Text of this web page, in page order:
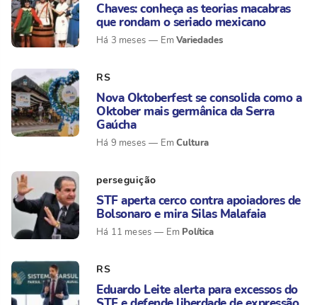
Chaves: conheça as teorias macabras
que rondam o seriado mexicano
Há 3 meses Variedades
RS
Nova Oktoberfest se consolida como a
Oktober mais germânica da Serra
Gaúcha
Há 9 meses Cultura
perseguição
STF aperta cerco contra apoiadores de
Bolsonaro e mira Silas Malafaia
Há 11 meses Política
RS
Eduardo Leite alerta para excessos do